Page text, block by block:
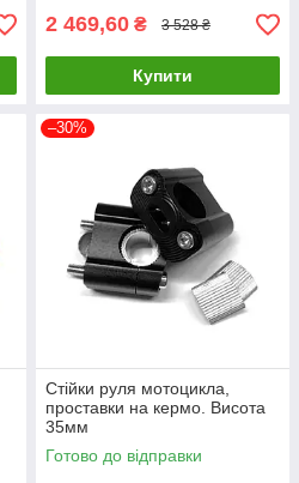
2 469,60 ₴ 3 528 ₴
Купити
–30%
Стійки руля мотоцикла,
проставки на кермо. Висота
35мм
Готово до відправки